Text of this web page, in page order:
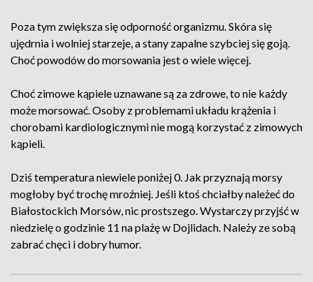
Poza tym zwiększa się odporność organizmu. Skóra się
ujędrnia i wolniej starzeje, a stany zapalne szybciej się goją.
Choć powodów do morsowania jest o wiele więcej.
Choć zimowe kąpiele uznawane są za zdrowe, to nie każdy
może morsować. Osoby z problemami układu krążenia i
chorobami kardiologicznymi nie mogą korzystać z zimowych
kąpieli.
Dziś temperatura niewiele poniżej 0. Jak przyznają morsy
mogłoby być trochę mroźniej. Jeśli ktoś chciałby należeć do
Białostockich Morsów, nic prostszego. Wystarczy przyjść w
niedzielę o godzinie 11 na plażę w Dojlidach. Należy ze sobą
zabrać chęci i dobry humor.